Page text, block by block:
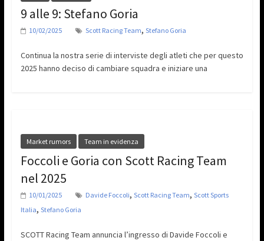
9 alle 9: Stefano Goria
10/02/2025 Scott Racing Team, Stefano Goria
Continua la nostra serie di interviste degli atleti che per questo
2025 hanno deciso di cambiare squadra e iniziare una
Market rumors Team in evidenza
Foccoli e Goria con Scott Racing Team
nel 2025
10/01/2025 Davide Foccoli, Scott Racing Team, Scott Sports
Italia, Stefano Goria
SCOTT Racing Team annuncia l’ingresso di Davide Foccoli e